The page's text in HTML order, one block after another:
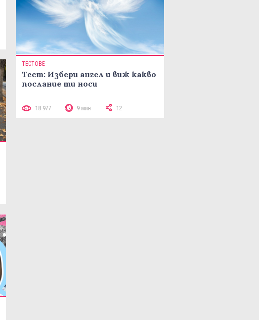
ТЕСТОВЕ
Тест: Избери ангел и виж какво
послание ти носи
18 977 9 мин 12